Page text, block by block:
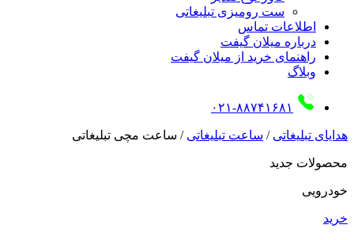
ست رومیزی تبلیغاتی
اطلاعات تماس
درباره میلان گیفت
راهنمای خرید از میلان گیفت
وبلاگ
۰۲۱-۸۸۷۴۱۶۸۱
هدایای تبلیغاتی / ساعت تبلیغاتی / ساعت مچی تبلیغاتی
محصولات جدید
خودرویی
خرید